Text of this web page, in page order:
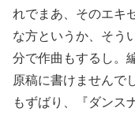
れでまあ、そのエキ
な方というか、そう
分で作曲もするし。
原稿に書けませんで
もずばり、『ダンス